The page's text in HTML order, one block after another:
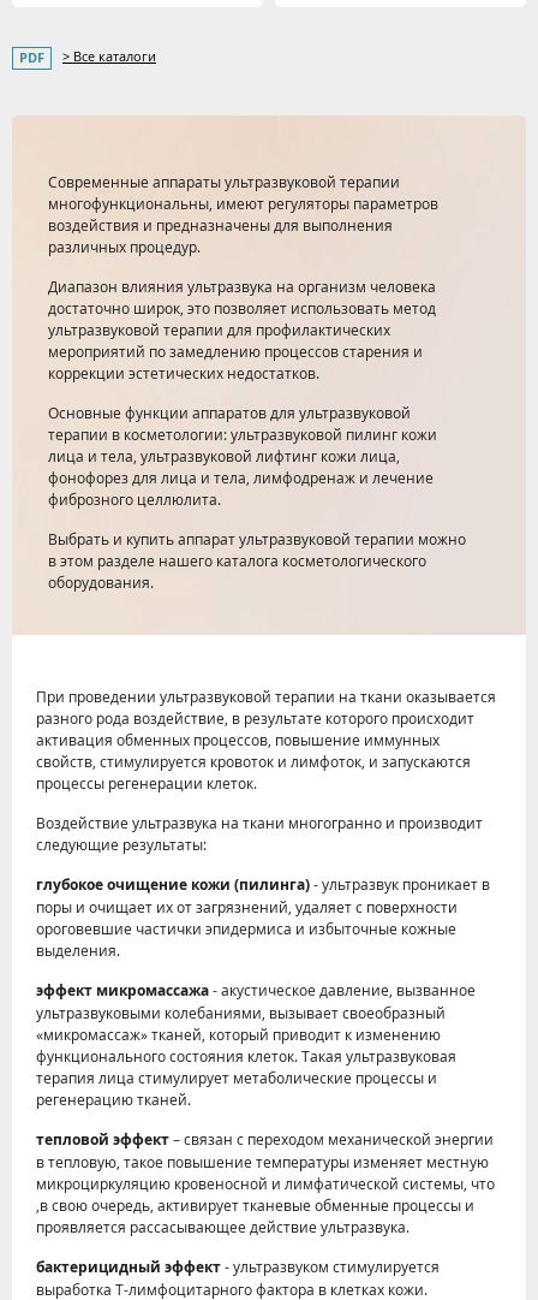
> Все каталоги
Современные аппараты ультразвуковой терапии
многофункциональны, имеют регуляторы параметров
воздействия и предназначены для выполнения
различных процедур.
Диапазон влияния ультразвука на организм человека
достаточно широк, это позволяет использовать метод
ультразвуковой терапии для профилактических
мероприятий по замедлению процессов старения и
коррекции эстетических недостатков.
Основные функции аппаратов для ультразвуковой
терапии в косметологии: ультразвуковой пилинг кожи
лица и тела, ультразвуковой лифтинг кожи лица,
фонофорез для лица и тела, лимфодренаж и лечение
фиброзного целлюлита.
Выбрать и купить аппарат ультразвуковой терапии можно
в этом разделе нашего каталога косметологического
оборудования.
При проведении ультразвуковой терапии на ткани оказывается
разного рода воздействие, в результате которого происходит
активация обменных процессов, повышение иммунных
свойств, стимулируется кровоток и лимфоток, и запускаются
процессы регенерации клеток.
Воздействие ультразвука на ткани многогранно и производит
следующие результаты:
глубокое очищение кожи (пилинга)- ультразвук проникает в
поры и очищает их от загрязнений, удаляет с поверхности
ороговевшие частички эпидермиса и избыточные кожные
выделения.
эффект микромассажа- акустическое давление, вызванное
ультразвуковыми колебаниями, вызывает своеобразный
«микромассаж» тканей, который приводит к изменению
функционального состояния клеток. Такая ультразвуковая
терапия лица стимулирует метаболические процессы и
регенерацию тканей.
тепловой эффект– связан с переходом механической энергии
в тепловую, такое повышение температуры изменяет местную
микроциркуляцию кровеносной и лимфатической системы, что
,в свою очередь, активирует тканевые обменные процессы и
проявляется рассасывающее действие ультразвука.
бактерицидный эффект- ультразвуком стимулируется
выработка Т-лимфоцитарного фактора в клетках кожи.